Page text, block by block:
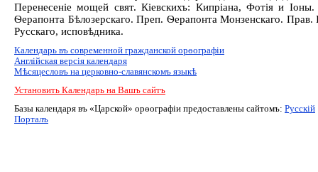
Перенесеніе мощей свят. Кіевскихъ: Кипріана, Фотія и
Ѳерапонта Бѣлозерскаго. Преп. Ѳерапонта Монзенскаго. Прав.
Русскаго, исповѣдника.
Календарь въ современной гражданской орѳографiи
Англiйская версiя календаря
Мѣсяцесловъ на церковно-славянскомъ языкѣ
Установить Календарь на Вашъ сайтъ
Базы календаря въ «Царской» орѳографiи предоставлены сайтомъ: Русскiй
Порталъ